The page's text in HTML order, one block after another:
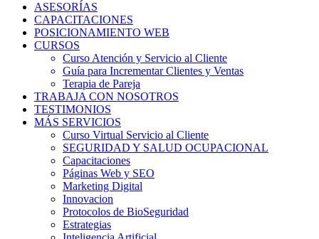
ASESORÍAS
CAPACITACIONES
POSICIONAMIENTO WEB
CURSOS
Curso Atención y Servicio al Cliente
Guía para Incrementar Clientes y Ventas
Terapia de Pareja
TRABAJA CON NOSOTROS
TESTIMONIOS
MÁS SERVICIOS
Curso Virtual Servicio al Cliente
SEGURIDAD Y SALUD OCUPACIONAL
Capacitaciones
Páginas Web y SEO
Marketing Digital
Innovacion
Protocolos de BioSeguridad
Estrategias